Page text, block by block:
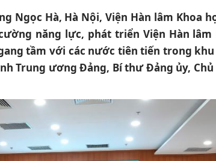
Ngọc Hà, Hà Nội, Viện Hàn lâm Khoa
năng lực, phát triển Viện Hàn lâm
tầm với các nước tiên tiến trong
Trung ương Đảng, Bí thư Đảng ủy,